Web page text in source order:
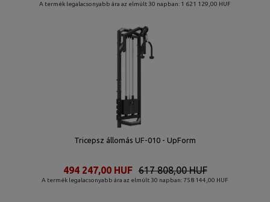
A termék legalacsonyabb ára az elmúlt 30 napban: 1 621 129,00 HUF
Tricepsz állomás UF-010 - UpForm
A termék legalacsonyabb ára az elmúlt 30 napban: 758 144,00 HUF
617 808,00 HUF
494 247,00 HUF